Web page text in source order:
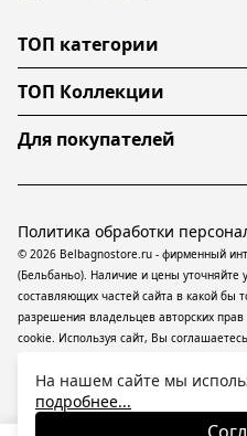
ТОП категории
ТОП Коллекции
Для покупателей
© 2026 Belbagnostore.ru - фирменный
(Бельбаньо). Наличие и цены уточняйте
составляющих частей сайта в какой бы
разрешения владельцев авторских
cookie. Используя сайт, Вы
ресурсе применяются
технологии предоставления
анализа сведений, относящихся к
Политика обработки
На нашем сайте мы
подробнее...